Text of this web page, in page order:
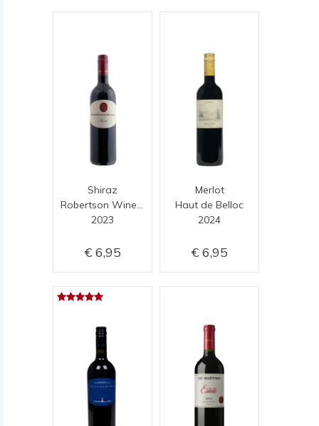
Shiraz
Robertson Winery
2023
6,95
Merlot
Haut de Belloc
2024
6,95